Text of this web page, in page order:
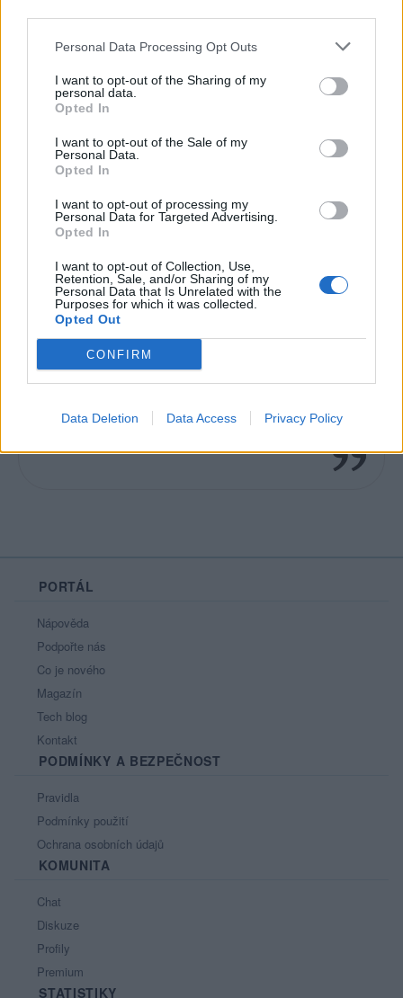
Personal Data Processing Opt Outs
I want to opt-out of the Sharing of my
personal data.
Opted In
I want to opt-out of the Sale of my
Personal Data.
Opted In
I want to opt-out of processing my
Personal Data for Targeted Advertising.
Opted In
I want to opt-out of Collection, Use,
Retention, Sale, and/or Sharing of my
Personal Data that Is Unrelated with the
Purposes for which it was collected.
Opted Out
CONFIRM
Data Deletion Data Access Privacy Policy
Kontakt
Napsat uživateli vzkaz
Informace o profilu a chatu
Naposledy aktivní: 11.03.2026 17:09
Líbí se:0
Oblibené místnosti: Žádné
Nejsem povinná být taková jaká bych
omyl, né moje selhání.
PORTÁL
Nápověda
Podpořte nás
Co je nového
Magazín
Tech blog
Kontakt
PODMÍNKY A BEZPEČNOST
Pravidla
Podmínky použití
Ochrana osobních údajů
KOMUNITA
Chat
Diskuze
Profily
Premium
STATISTIKY